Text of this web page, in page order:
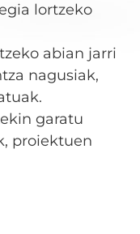
lortzeko
abian jarri
nagusiak,
garatu
proiektuen